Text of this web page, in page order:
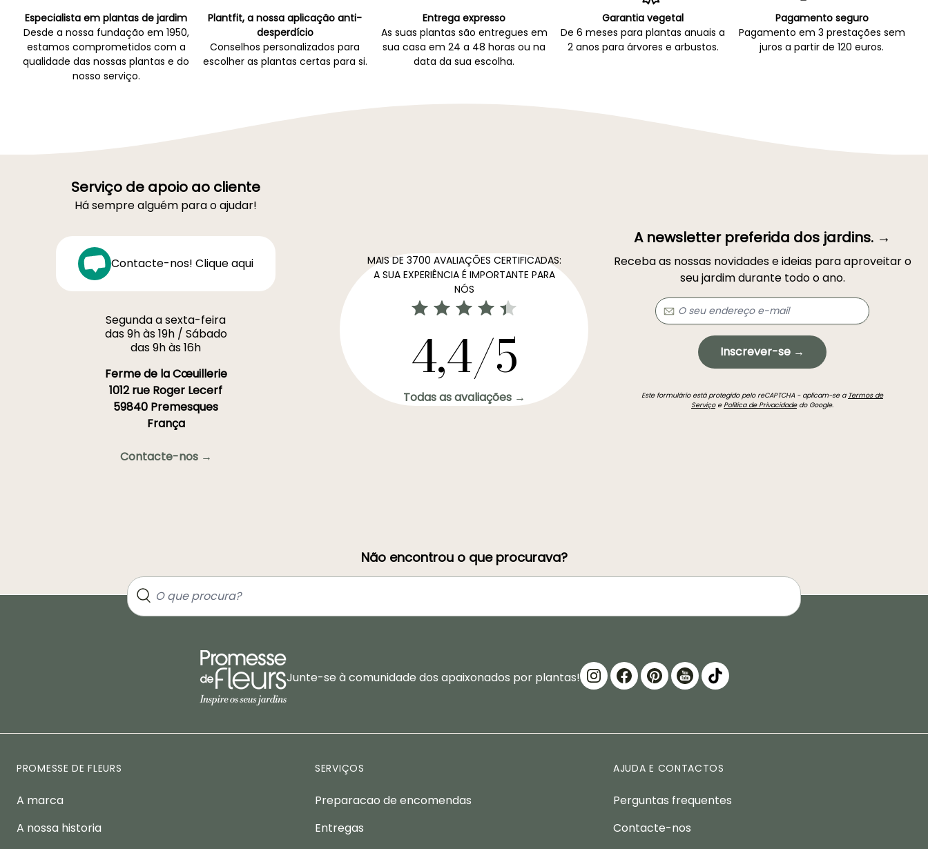
Especialista em plantas de jardim
Desde a nossa fundação em 1950,
estamos comprometidos com a
qualidade das nossas plantas e do
nosso serviço.
Plantfit, a nossa aplicação anti-
desperdício
Conselhos personalizados para
escolher as plantas certas para si.
Entrega expresso
As suas plantas são entregues em
sua casa em 24 a 48 horas ou na
data da sua escolha.
Garantia vegetal
De 6 meses para plantas anuais a
2 anos para árvores e arbustos.
Pagamento seguro
Pagamento em 3 prestações sem
juros a partir de 120 euros.
Serviço de apoio ao cliente
Há sempre alguém para o ajudar!
Contacte-nos! Clique aqui
Segunda a sexta-feira
das 9h às 19h / Sábado
das 9h às 16h
Ferme de la Cœuillerie
1012 rue Roger Lecerf
59840 Premesques
França
Contacte-nos →
MAIS DE 3700 AVALIAÇÕES CERTIFICADAS:
A SUA EXPERIÊNCIA É IMPORTANTE PARA
NÓS
4,4/5
Todas as avaliações →
A newsletter preferida dos jardins. →
Receba as nossas novidades e ideias para aproveitar o
seu jardim durante todo o ano.
Inscrever-se →
Este formulário está protegido pelo reCAPTCHA - aplicam-se a Termos de
ServiçoePolítica de Privacidadedo Google.
Não encontrou o que procurava?
Junte-se à comunidade dos apaixonados por plantas!
PROMESSE DE FLEURS
A marca
A nossa historia
SERVIÇOS
Preparacao de encomendas
Entregas
AJUDA E CONTACTOS
Perguntas frequentes
Contacte-nos